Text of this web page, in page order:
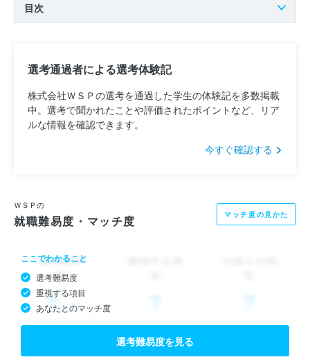
目次
選考通過者による選考体験記
株式会社ＷＳＰの選考を通過した学生の体験記を多数掲載
中。選考で聞かれたことや評価されたポイントなど、リア
ルな情報を確認できます。
今すぐ確認する
ＷＳＰの
就職難易度・マッチ度 マッチ度の見かた
ここでわかること
選考難易度
重視する項目
あなたとのマッチ度
選考難易度を見る